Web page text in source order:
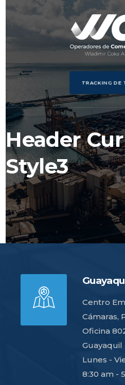
TRACKING DE
Header
Style3
Centro
Cámaras,
Oficina
Lunes -
8:30 am -